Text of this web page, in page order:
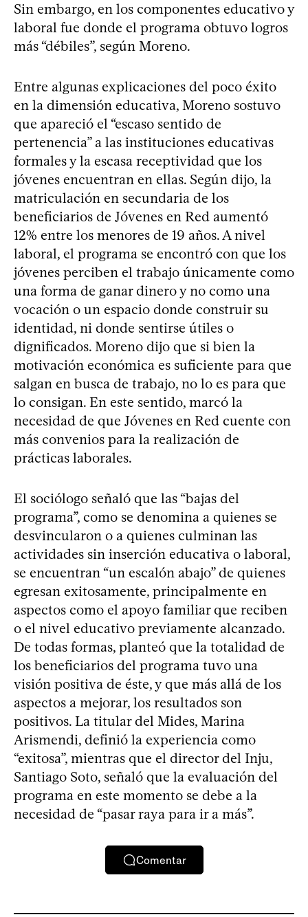
Sin embargo, en los componentes educativo y
laboral fue donde el programa obtuvo logros
más “débiles”, según Moreno.
Entre algunas explicaciones del poco éxito
en la dimensión educativa, Moreno sostuvo
que apareció el “escaso sentido de
pertenencia” a las instituciones educativas
formales y la escasa receptividad que los
jóvenes encuentran en ellas. Según dijo, la
matriculación en secundaria de los
beneficiarios de Jóvenes en Red aumentó
12% entre los menores de 19 años. A nivel
laboral, el programa se encontró con que los
jóvenes perciben el trabajo únicamente como
una forma de ganar dinero y no como una
vocación o un espacio donde construir su
identidad, ni donde sentirse útiles o
dignificados. Moreno dijo que si bien la
motivación económica es suficiente para que
salgan en busca de trabajo, no lo es para que
lo consigan. En este sentido, marcó la
necesidad de que Jóvenes en Red cuente con
más convenios para la realización de
prácticas laborales.
El sociólogo señaló que las “bajas del
programa”, como se denomina a quienes se
desvincularon o a quienes culminan las
actividades sin inserción educativa o laboral,
se encuentran “un escalón abajo” de quienes
egresan exitosamente, principalmente en
aspectos como el apoyo familiar que reciben
o el nivel educativo previamente alcanzado.
De todas formas, planteó que la totalidad de
los beneficiarios del programa tuvo una
visión positiva de éste, y que más allá de los
aspectos a mejorar, los resultados son
positivos. La titular del Mides, Marina
Arismendi, definió la experiencia como
“exitosa”, mientras que el director del Inju,
Santiago Soto, señaló que la evaluación del
programa en este momento se debe a la
necesidad de “pasar raya para ir a más”.
Comentar